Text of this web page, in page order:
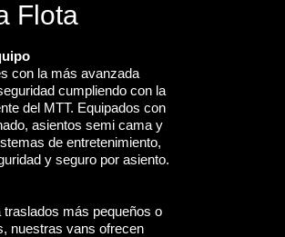
Flota
con la más avanzada
cumpliendo con la
del MTT. Equipados con
asientos semi cama y
de entretenimiento,
y seguro por asiento.
traslados más pequeños o
nuestras vans ofrecen